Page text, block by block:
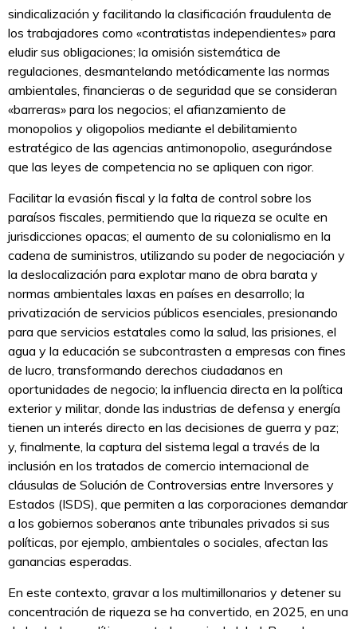
sindicalización y facilitando la clasificación fraudulenta de
los trabajadores como «contratistas independientes» para
eludir sus obligaciones; la omisión sistemática de
regulaciones, desmantelando metódicamente las normas
ambientales, financieras o de seguridad que se consideran
«barreras» para los negocios; el afianzamiento de
monopolios y oligopolios mediante el debilitamiento
estratégico de las agencias antimonopolio, asegurándose
que las leyes de competencia no se apliquen con rigor.
Facilitar la evasión fiscal y la falta de control sobre los
paraísos fiscales, permitiendo que la riqueza se oculte en
jurisdicciones opacas; el aumento de su colonialismo en la
cadena de suministros, utilizando su poder de negociación y
la deslocalización para explotar mano de obra barata y
normas ambientales laxas en países en desarrollo; la
privatización de servicios públicos esenciales, presionando
para que servicios estatales como la salud, las prisiones, el
agua y la educación se subcontrasten a empresas con fines
de lucro, transformando derechos ciudadanos en
oportunidades de negocio; la influencia directa en la política
exterior y militar, donde las industrias de defensa y energía
tienen un interés directo en las decisiones de guerra y paz;
y, finalmente, la captura del sistema legal a través de la
inclusión en los tratados de comercio internacional de
cláusulas de Solución de Controversias entre Inversores y
Estados (ISDS), que permiten a las corporaciones demandar
a los gobiernos soberanos ante tribunales privados si sus
políticas, por ejemplo, ambientales o sociales, afectan las
ganancias esperadas.
En este contexto, gravar a los multimillonarios y detener su
concentración de riqueza se ha convertido, en 2025, en una